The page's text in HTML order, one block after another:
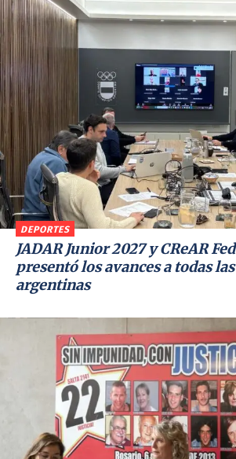
DEPORTES
JADAR Junior 2027 y CReAR
presentó los avances a todas
argentinas